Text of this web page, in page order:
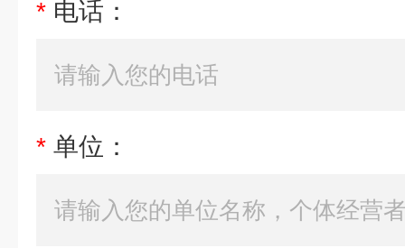
* 电话：
* 单位：